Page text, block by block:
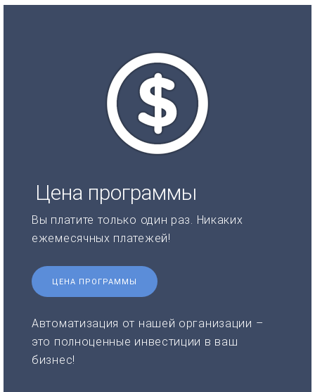
Цена программы
Вы платите только один раз. Никаких
ежемесячных платежей!
ЦЕНА ПРОГРАММЫ
Автоматизация от нашей организации –
это полноценные инвестиции в ваш
бизнес!